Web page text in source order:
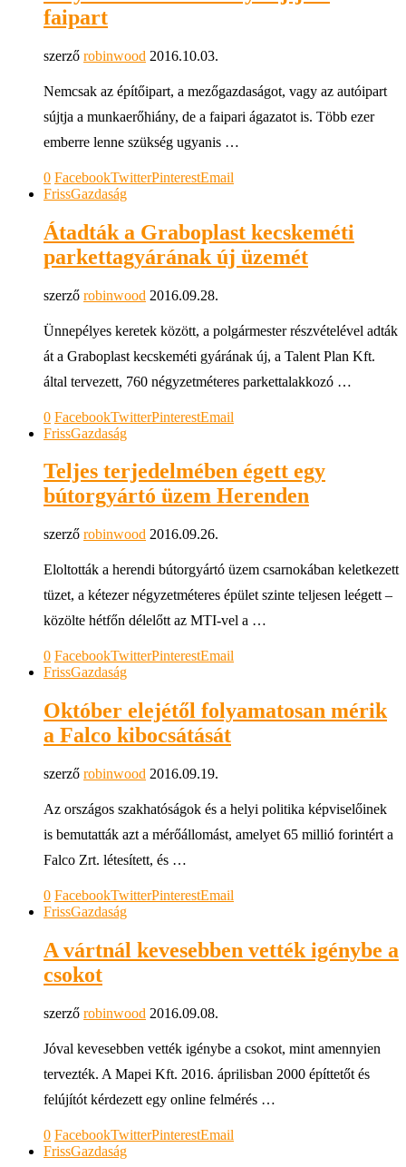
faipart
szerző robinwood 2016.10.03.
Nemcsak az építőipart, a mezőgazdaságot, vagy az autóipart
sújtja a munkaerőhiány, de a faipari ágazatot is. Több ezer
emberre lenne szükség ugyanis …
0 FacebookTwitterPinterestEmail
FrissGazdaság
Átadták a Graboplast kecskeméti
parkettagyárának új üzemét
szerző robinwood 2016.09.28.
Ünnepélyes keretek között, a polgármester részvételével adták
át a Graboplast kecskeméti gyárának új, a Talent Plan Kft.
által tervezett, 760 négyzetméteres parkettalakkozó …
0 FacebookTwitterPinterestEmail
FrissGazdaság
Teljes terjedelmében égett egy
bútorgyártó üzem Herenden
szerző robinwood 2016.09.26.
Eloltották a herendi bútorgyártó üzem csarnokában keletkezett
tüzet, a kétezer négyzetméteres épület szinte teljesen leégett –
közölte hétfőn délelőtt az MTI-vel a …
0 FacebookTwitterPinterestEmail
FrissGazdaság
Október elejétől folyamatosan mérik
a Falco kibocsátását
szerző robinwood 2016.09.19.
Az országos szakhatóságok és a helyi politika képviselőinek
is bemutatták azt a mérőállomást, amelyet 65 millió forintért a
Falco Zrt. létesített, és …
0 FacebookTwitterPinterestEmail
FrissGazdaság
A vártnál kevesebben vették igénybe a
csokot
szerző robinwood 2016.09.08.
Jóval kevesebben vették igénybe a csokot, mint amennyien
tervezték. A Mapei Kft. 2016. áprilisban 2000 építtetőt és
felújítót kérdezett egy online felmérés …
0 FacebookTwitterPinterestEmail
FrissGazdaság